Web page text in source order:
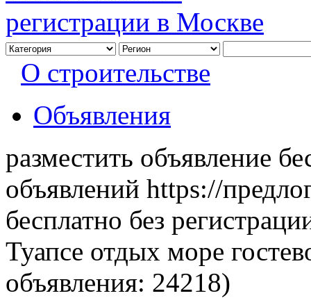
О строительстве
Объявления
разместить объявление
объявлений https://
бесплатно без
Туапсе отдых море
объявления: 24218)